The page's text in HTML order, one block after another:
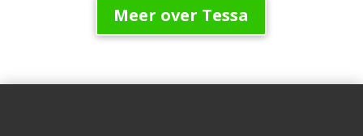
Meer over Tessa